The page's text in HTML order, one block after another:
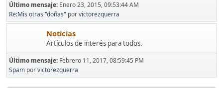
Último mensaje: Enero 23, 2015, 09:53:44 AM
Re:Mis otras "doñas" porvictorezquerra
Noticias
Artículos de interés para todos.
Último mensaje: Febrero 11, 2017, 08:59:45 PM
Spam porvictorezquerra